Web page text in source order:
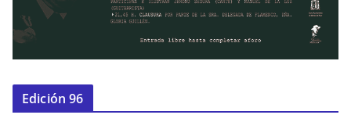
Edición 96